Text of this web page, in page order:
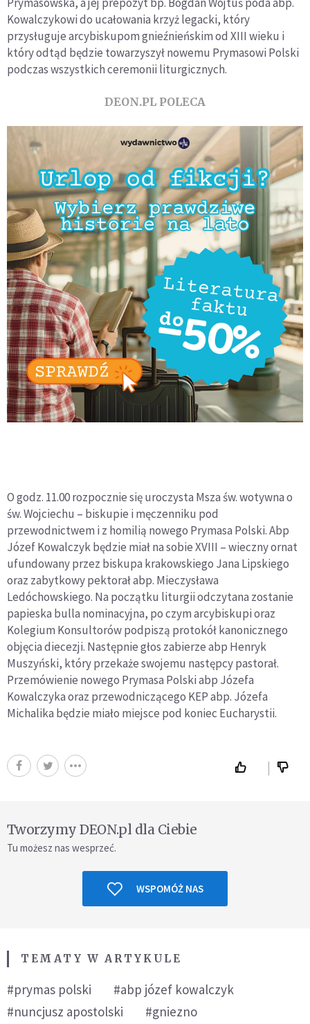
Kowalczykowi do ucałowania krzyż legacki, który
przysługuje arcybiskupom gnieźnieńskim od XIII wieku i
który odtąd będzie towarzyszył nowemu Prymasowi Polski
podczas wszystkich ceremonii liturgicznych.
DEON.PL POLECA
O godz. 11.00 rozpocznie się uroczysta Msza św. wotywna o
św. Wojciechu – biskupie i męczenniku pod
przewodnictwem i z homilią nowego Prymasa Polski. Abp
Józef Kowalczyk będzie miał na sobie XVIII – wieczny ornat
ufundowany przez biskupa krakowskiego Jana Lipskiego
oraz zabytkowy pektorał abp. Mieczysława
Ledóchowskiego. Na początku liturgii odczytana zostanie
papieska bulla nominacyjna, po czym arcybiskupi oraz
Kolegium Konsultorów podpiszą protokół kanonicznego
objęcia diecezji. Następnie głos zabierze abp Henryk
Muszyński, który przekaże swojemu następcy pastorał.
Przemówienie nowego Prymasa Polski abp Józefa
Kowalczyka oraz przewodniczącego KEP abp. Józefa
Michalika będzie miało miejsce pod koniec Eucharystii.
Tworzymy DEON.pl dla Ciebie
Tu możesz nas wesprzeć.
WSPOMÓŻ NAS
TEMATY W ARTYKULE
#prymas polski
#abp józef kowalczyk
#nuncjusz apostolski
#gniezno